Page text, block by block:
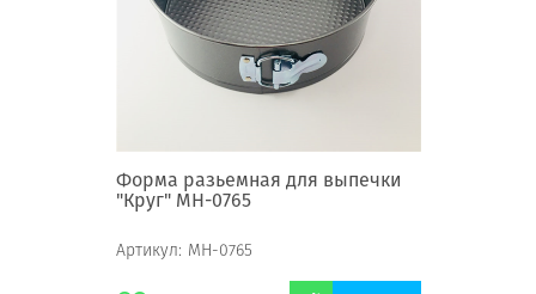
Форма разьемная для выпечки
"Круг" МН-0765
Артикул: МН-0765